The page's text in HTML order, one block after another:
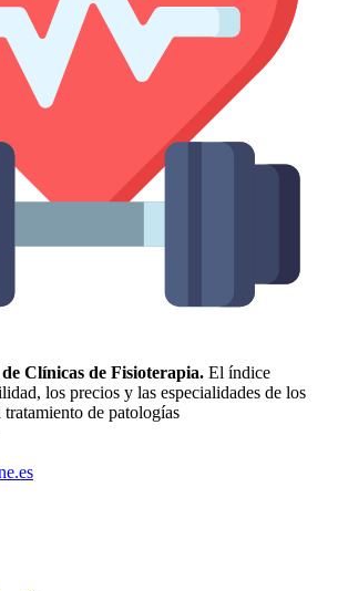
Clínicas de Fisioterapia. El índice
los precios y las especialidades de los
de patologías